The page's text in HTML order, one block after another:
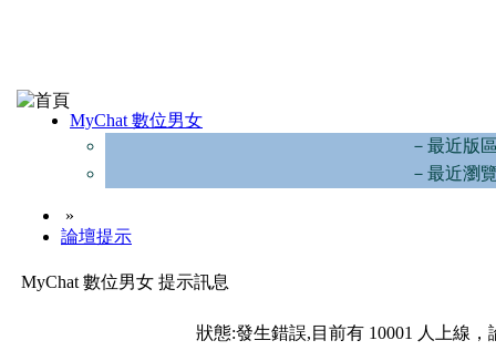
MyChat 數位男女
－最近版
－最近瀏
»
論壇提示
MyChat 數位男女 提示訊息
狀態:發生錯誤,目前有 10001 人上線